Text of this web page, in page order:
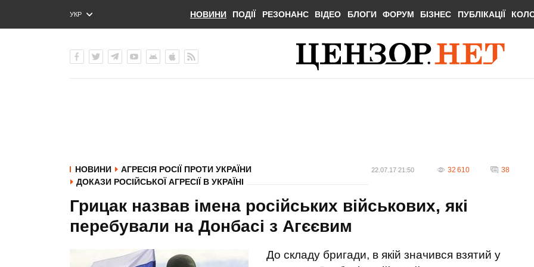
УКР
ENG
НОВИНИ ПОДІЇ РЕЗОНАНС ВІДЕО БЛОГИ ФОРУМ БІЗНЕС ПУБЛІКАЦІЇ
НОВИНИ
АГРЕСІЯ РОСІЇ ПРОТИ УКРАЇНИ
ДОКАЗИ РОСІЙСЬКОЇ АГРЕСІЇ В УКРАЇНІ
22.07.17 21:50 32 610 38
Грицак назвав імена російських військових, які
перебували на Донбасі з Агєєвим
До складу бригади, в якій значився взятий у